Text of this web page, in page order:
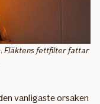
Fläktens fettfilter fattar
vanligaste orsaken